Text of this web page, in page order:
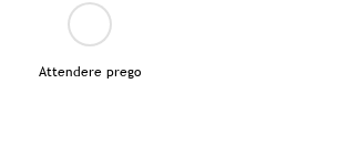
Attendere prego